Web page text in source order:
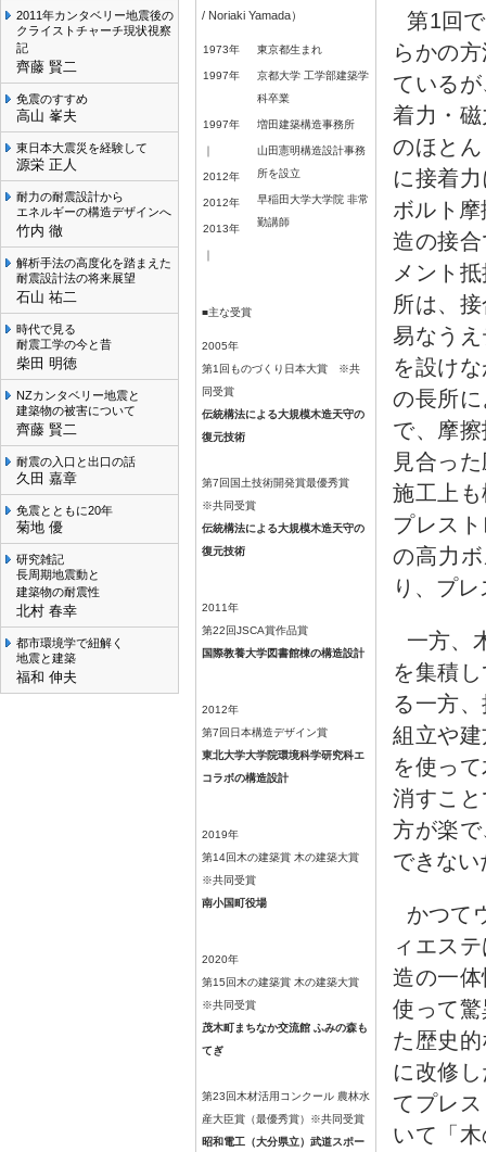
2011年カンタベリー地震後の
クライストチャーチ現状視察
記
齊藤 賢二
免震のすすめ
高山 峯夫
東日本大震災を経験して
源栄 正人
耐力の耐震設計から
エネルギーの構造デザインへ
竹内 徹
解析手法の高度化を踏まえた
耐震設計法の将来展望
石山 祐二
時代で見る
耐震工学の今と昔
柴田 明徳
NZカンタベリー地震と
建築物の被害について
齊藤 賢二
耐震の入口と出口の話
久田 嘉章
免震とともに20年
菊地 優
研究雑記
長周期地震動と
建築物の耐震性
北村 春幸
都市環境学で紐解く
地震と建築
福和 伸夫
/ Noriaki Yamada）
1973年 東京都生まれ
1997年
京都大学 工学部建築学
科卒業
1997年
｜
増田建築構造事務所
2012年
2012年
山田憲明構造設計事務
所を設立
2013年
早稲田大学大学院 非常
勤講師
｜
■主な受賞
2005年
第1回ものづくり日本大賞 ※共
同受賞
伝統構法による大規模木造天守の
復元技術
第7回国土技術開発賞最優秀賞
※共同受賞
伝統構法による大規模木造天守の
復元技術
2011年
第22回JSCA賞作品賞
国際教養大学図書館棟の構造設計
2012年
第7回日本構造デザイン賞
東北大学大学院環境科学研究科エ
コラボの構造設計
2019年
第14回木の建築賞 木の建築大賞
※共同受賞
南小国町役場
2020年
第15回木の建築賞 木の建築大賞
※共同受賞
茂木町まちなか交流館 ふみの森も
てぎ
第23回木材活用コンクール 農林水
産大臣賞（最優秀賞）※共同受賞
昭和電工（大分県立）武道スポー
第1回
らかの
ている
着力・
のほと
に接着
ボルト
造の接
メント
所は、
易なう
を設け
の長所
で、摩
見合っ
施工上
プレス
の高力
り、プ
一方、
を集積
る一方
組立や
を使っ
消すこ
方が楽
できない
かつて
ィエス
造の一
使って
た歴史
に改修
てプレ
いて「